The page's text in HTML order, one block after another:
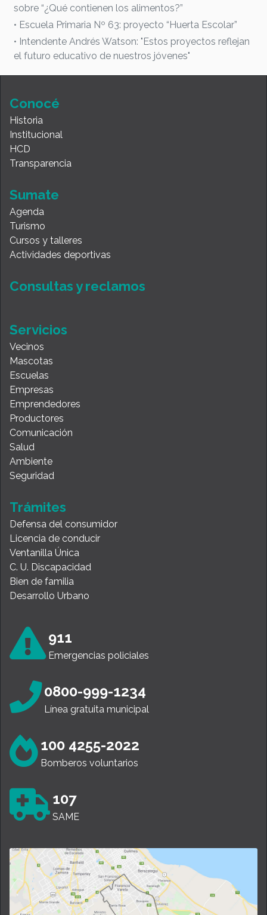
sobre “¿Qué contienen los alimentos?”
• Escuela Primaria Nº 63: proyecto “Huerta Escolar”
• Intendente Andrés Watson: "Estos proyectos reflejan
el futuro educativo de nuestros jóvenes"
Conocé
Historia
Institucional
HCD
Transparencia
Sumate
Agenda
Turismo
Cursos y talleres
Actividades deportivas
Consultas y reclamos
Servicios
Vecinos
Mascotas
Escuelas
Empresas
Emprendedores
Productores
Comunicación
Salud
Ambiente
Seguridad
Trámites
Defensa del consumidor
Licencia de conducir
Ventanilla Única
C. U. Discapacidad
Bien de familia
Desarrollo Urbano
911
Emergencias policiales
0800-999-1234
Línea gratuita municipal
100 4255-2022
Bomberos voluntarios
107
SAME